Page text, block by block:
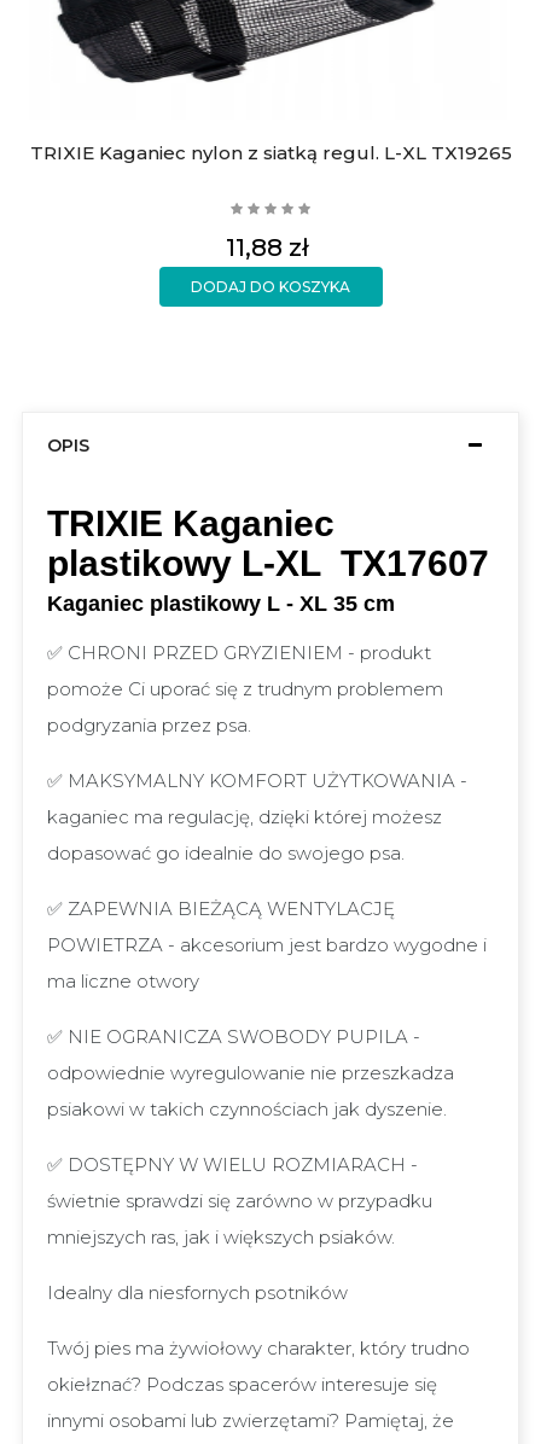
TRIXIE Kaganiec nylon z siatką regul. L-XL TX19265
Cena
11,88 zł
DODAJ DO KOSZYKA
OPIS
TRIXIE Kaganiec
plastikowy L-XL TX17607
Kaganiec plastikowy L - XL 35 cm
✅ CHRONI PRZED GRYZIENIEM - produkt
pomoże Ci uporać się z trudnym problemem
podgryzania przez psa.
✅ MAKSYMALNY KOMFORT UŻYTKOWANIA -
kaganiec ma regulację, dzięki której możesz
dopasować go idealnie do swojego psa.
✅ ZAPEWNIA BIEŻĄCĄ WENTYLACJĘ
POWIETRZA - akcesorium jest bardzo wygodne i
ma liczne otwory
✅ NIE OGRANICZA SWOBODY PUPILA -
odpowiednie wyregulowanie nie przeszkadza
psiakowi w takich czynnościach jak dyszenie.
✅ DOSTĘPNY W WIELU ROZMIARACH -
świetnie sprawdzi się zarówno w przypadku
mniejszych ras, jak i większych psiaków.
Idealny dla niesfornych psotników
Twój pies ma żywiołowy charakter, który trudno
okiełznać? Podczas spacerów interesuje się
innymi osobami lub zwierzętami? Pamiętaj, że